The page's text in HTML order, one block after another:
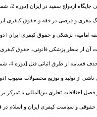
ازدواج سفید در ایران [دوره 2، شماره 1]
مغزی و فرضی در فقه و حقوق کیفری ایران [دوره
امامیه، پزشکی و حقوق کیفری ایران [دوره 5،
از منظر پزشکی قانونی، حقوق کیفری ایران و
از طرق اثباتی قتل [دوره 4، شماره 1]
از تولید و توزیع محصولات معیوب [دوره 7،
اختلافات تجاری بین‌المللی با تمرکز بر داوری
و سیاست کیفری ایران و اسلام در قبال